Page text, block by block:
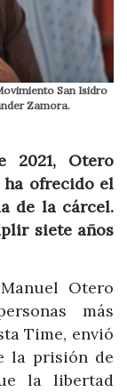
San Isidro
Zamora.
2021, Otero
ofrecido el
de la cárcel.
siete años
Otero
más
Time, envió
la prisión de
la libertad